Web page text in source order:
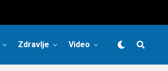
Zdravlje Video